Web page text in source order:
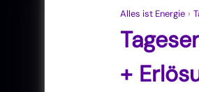
Alles ist Energie ›
+